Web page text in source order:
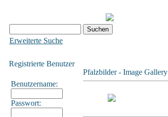
Erweiterte Suche
Registrierte Benutzer
Benutzername:
Passwort:
Pfalzbilder - Image Gallery